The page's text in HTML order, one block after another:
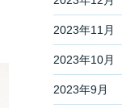
2023年11月
2023年10月
2023年9月